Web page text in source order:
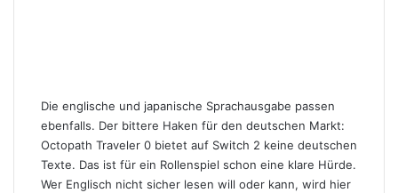
Die englische und japanische Sprachausgabe passen
ebenfalls. Der bittere Haken für den deutschen Markt:
Octopath Traveler 0 bietet auf Switch 2 keine deutschen
Texte. Das ist für ein Rollenspiel schon eine klare Hürde.
Wer Englisch nicht sicher lesen will oder kann, wird hier